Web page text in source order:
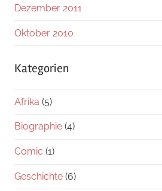
Dezember 2011
Oktober 2010
Kategorien
Afrika (5)
Biographie (4)
Comic (1)
Geschichte (6)